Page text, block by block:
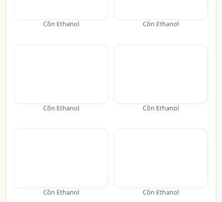
Cồn Ethanol Cồn Ethanol
Cồn Ethanol Cồn Ethanol
Cồn Ethanol Cồn Ethanol